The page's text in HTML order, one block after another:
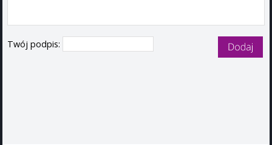
Twój podpis: